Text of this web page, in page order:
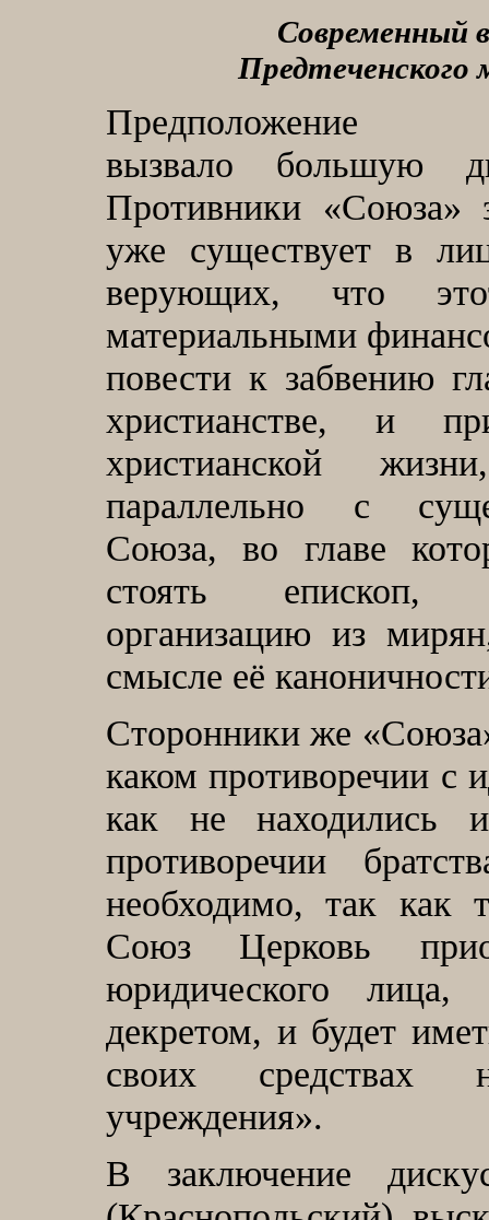
Современный
Предтеченского
Предположение
вызвало большую
Противники «Союза»
уже существует в
верующих, что
материальными
повести к забвению
христианстве, и
христианской
параллельно с
Союза, во главе
стоять епископ,
организацию из
смысле её
Сторонники же
каком противоречии с
как не находились
противоречии
необходимо, так как
Союз Церковь
юридического
декретом, и будет
своих средствах
учреждения».
В заключение